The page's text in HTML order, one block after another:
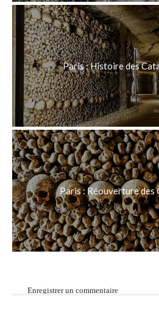
Paris : Histoire des
Paris : Réouverture des
Enregistrer un commentaire